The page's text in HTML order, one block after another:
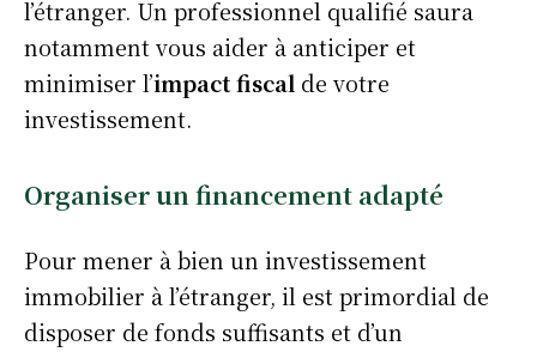
l’étranger. Un professionnel qualifié saura
notamment vous aider à anticiper et
minimiser l’impact fiscal de votre
investissement.
Organiser un financement adapté
Pour mener à bien un investissement
immobilier à l’étranger, il est primordial de
disposer de fonds suffisants et d’un